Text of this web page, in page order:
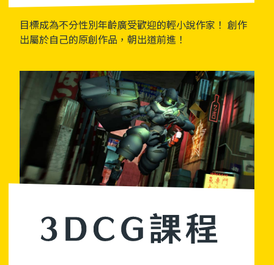
目標成為不分性別年齡廣受歡迎的輕小說作家！ 創作
出屬於自己的原創作品，朝出道前進！